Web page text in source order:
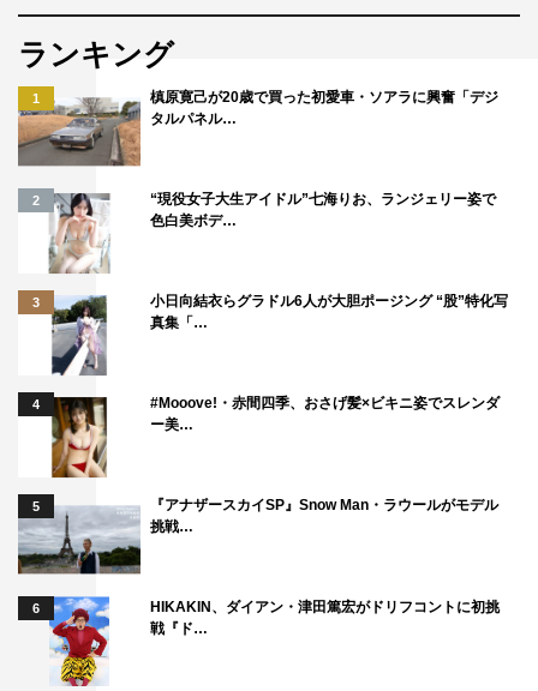
ランキング
1
槙原寛己が20歳で買った初愛車・ソアラに興奮「デジ
タルパネル…
2
“現役女子大生アイドル”七海りお、ランジェリー姿で
色白美ボデ…
3
小日向結衣らグラドル6人が大胆ポージング “股”特化写
真集「…
4
#Mooove!・赤間四季、おさげ髪×ビキニ姿でスレンダ
ー美…
5
『アナザースカイSP』Snow Man・ラウールがモデル
挑戦…
6
HIKAKIN、ダイアン・津田篤宏がドリフコントに初挑
戦『ド…